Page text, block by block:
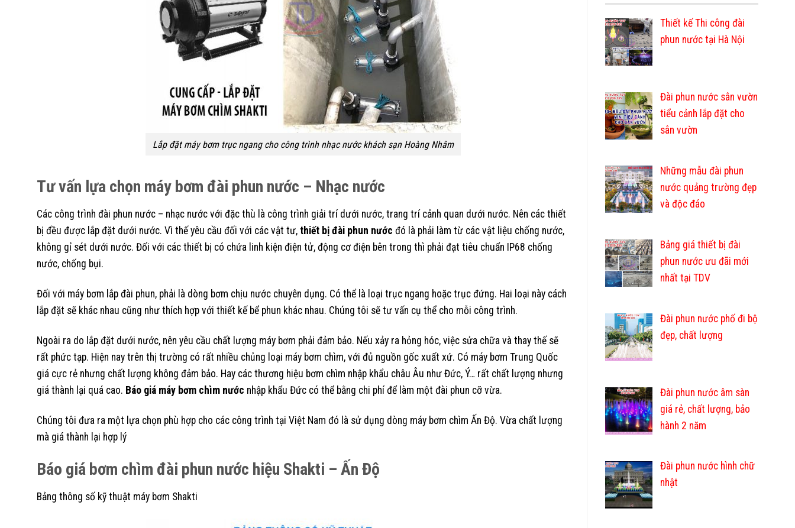
Lắp đặt máy bơm trục ngang cho công trình nhạc nước khách sạn Hoàng Nhâm
Tư vấn lựa chọn máy bơm đài phun nước – Nhạc nước
Các công trình đài phun nước – nhạc nước với đặc thù là công trình giải trí dưới nước, trang trí cảnh quan dưới nước. Nên các thiết
bị đều được lắp đặt dưới nước. Vì thế yêu cầu đối với các vật tư, thiết bị đài phun nước đó là phải làm từ các vật liệu chống nước,
không gỉ sét dưới nước. Đối với các thiết bị có chứa linh kiện điện tử, động cơ điện bên trong thì phải đạt tiêu chuẩn IP68 chống
nước, chống bụi.
Đối với máy bơm lắp đài phun, phải là dòng bơm chịu nước chuyên dụng. Có thể là loại trục ngang hoặc trục đứng. Hai loại này cách
lắp đặt sẽ khác nhau cũng như thích hợp với thiết kế bể phun khác nhau. Chúng tôi sẽ tư vấn cụ thể cho mỗi công trình.
Ngoài ra do lắp đặt dưới nước, nên yêu cầu chất lượng máy bơm phải đảm bảo. Nếu xảy ra hỏng hóc, việc sửa chữa và thay thế sẽ
rất phức tạp. Hiện nay trên thị trường có rất nhiều chủng loại máy bơm chìm, với đủ nguồn gốc xuất xứ. Có máy bơm Trung Quốc
giá cực rẻ nhưng chất lượng không đảm bảo. Hay các thương hiệu bơm chìm nhập khẩu châu Âu như Đức, Ý… rất chất lượng nhưng
giá thành lại quá cao. Báo giá máy bơm chìm nước nhập khẩu Đức có thể bằng chi phí để làm một đài phun cỡ vừa.
Chúng tôi đưa ra một lựa chọn phù hợp cho các công trình tại Việt Nam đó là sử dụng dòng máy bơm chìm Ấn Độ. Vừa chất lượng
mà giá thành lại hợp lý
Báo giá bơm chìm đài phun nước hiệu Shakti – Ấn Độ
Bảng thông số kỹ thuật máy bơm Shakti
Thiết kế Thi công đài
phun nước tại Hà Nội
Đài phun nước sân vườn
tiểu cảnh lắp đặt cho
sân vườn
Những mẫu đài phun
nước quảng trường đẹp
và độc đáo
Bảng giá thiết bị đài
phun nước ưu đãi mới
nhất tại TDV
Đài phun nước phố đi bộ
đẹp, chất lượng
Đài phun nước âm sàn
giá rẻ, chất lượng, bảo
hành 2 năm
Đài phun nước hình chữ
nhật